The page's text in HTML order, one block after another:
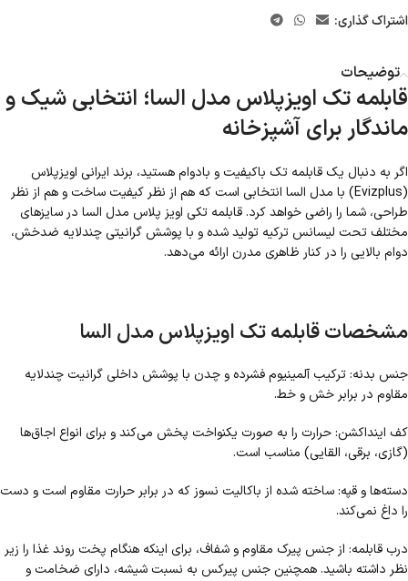
اشتراک گذاری:
توضیحات
قابلمه تک اویزپلاس مدل السا؛ انتخابی شیک و
ماندگار برای آشپزخانه
اگر به دنبال یک قابلمه تک باکیفیت و بادوام هستید، برند ایرانی اویزپلاس
(Evizplus) با مدل السا انتخابی است که هم از نظر کیفیت ساخت و هم از نظر
طراحی، شما را راضی خواهد کرد. قابلمه تکی اویز پلاس مدل السا در سایزهای
مختلف تحت لیسانس ترکیه تولید شده و با پوشش گرانیتی چندلایه ضدخش،
دوام بالایی را در کنار ظاهری مدرن ارائه می‌دهد.
مشخصات قابلمه تک اویزپلاس مدل السا
جنس بدنه: ترکیب آلمینیوم فشرده و چدن با پوشش داخلی گرانیت چندلایه
مقاوم در برابر خش و خط.
کف اینداکشن: حرارت را به صورت یکنواخت پخش می‌کند و برای انواع اجاق‌ها
(گازی، برقی، القایی) مناسب است.
دسته‌ها و قپه: ساخته شده از باکالیت نسوز که در برابر حرارت مقاوم است و دست
را داغ نمی‌کند.
درب قابلمه: از جنس پیرک مقاوم و شفاف، برای اینکه هنگام پخت روند غذا را زیر
نظر داشته باشید. همچنین جنس پیرکس به نسبت شیشه، دارای ضخامت و